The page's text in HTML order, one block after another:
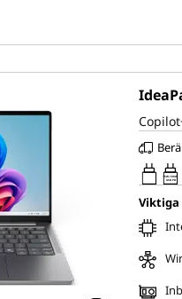
65W-100W
USB PD